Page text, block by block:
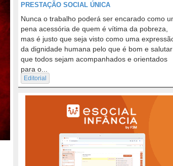
PRESTAÇÃO SOCIAL ÚNICA
Nunca o trabalho poderá ser encarado como
pena acessória de quem é vítima da pobreza,
mas é justo que seja visto como uma
da dignidade humana pelo que é bom e salutar
que todos sejam acompanhados e orientados
para o...
Editorial